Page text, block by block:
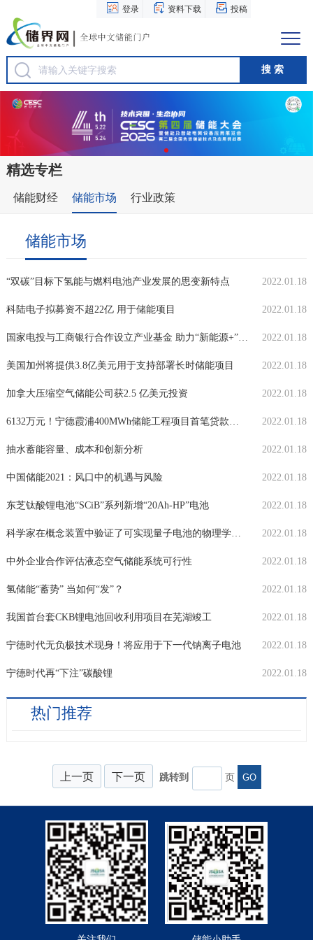
登录 资料下载 投稿
精选专栏
储能财经 储能市场 行业政策
储能市场
2022.01.18
“双碳”目标下氢能与燃料电池产业发展的思变新特点
2022.01.18
科陆电子拟募资不超22亿 用于储能项目
2022.01.18
国家电投与工商银行合作设立产业基金 助力“新能源+”更高质量发展
2022.01.18
美国加州将提供3.8亿美元用于支持部署长时储能项目
2022.01.18
加拿大压缩空气储能公司获2.5 亿美元投资
2022.01.18
6132万元！宁德霞浦400MWh储能工程项目首笔贷款落地
2022.01.18
抽水蓄能容量、成本和创新分析
2022.01.18
中国储能2021：风口中的机遇与风险
2022.01.18
东芝钛酸锂电池“SCiB”系列新增“20Ah-HP”电池
2022.01.18
科学家在概念装置中验证了可实现量子电池的物理学原理
2022.01.18
中外企业合作评估液态空气储能系统可行性
2022.01.18
氢储能“蓄势” 当如何“发”？
2022.01.18
我国首台套CKB锂电池回收利用项目在芜湖竣工
2022.01.18
宁德时代无负极技术现身！将应用于下一代钠离子电池
2022.01.18
宁德时代再“下注”碳酸锂
热门推荐
上一页 下一页 跳转到 页 GO